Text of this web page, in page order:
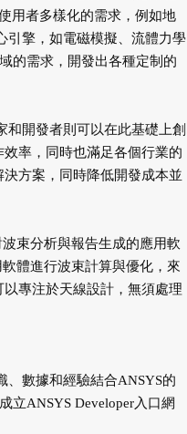
用者多樣化的需求，例如地
引擎，如電磁模擬、流體力學
的需求，開發出各種定制的
和開發者則可以在此基礎上創
率，同時也滿足各個行業的
方案，同時降低開發成本並
束分析與報告生成的應用軟
體進行波束計算與優化，來
專注於天線設計，無須處理
、數據和經驗結合ANSYS的
立ANSYS Developer入口網